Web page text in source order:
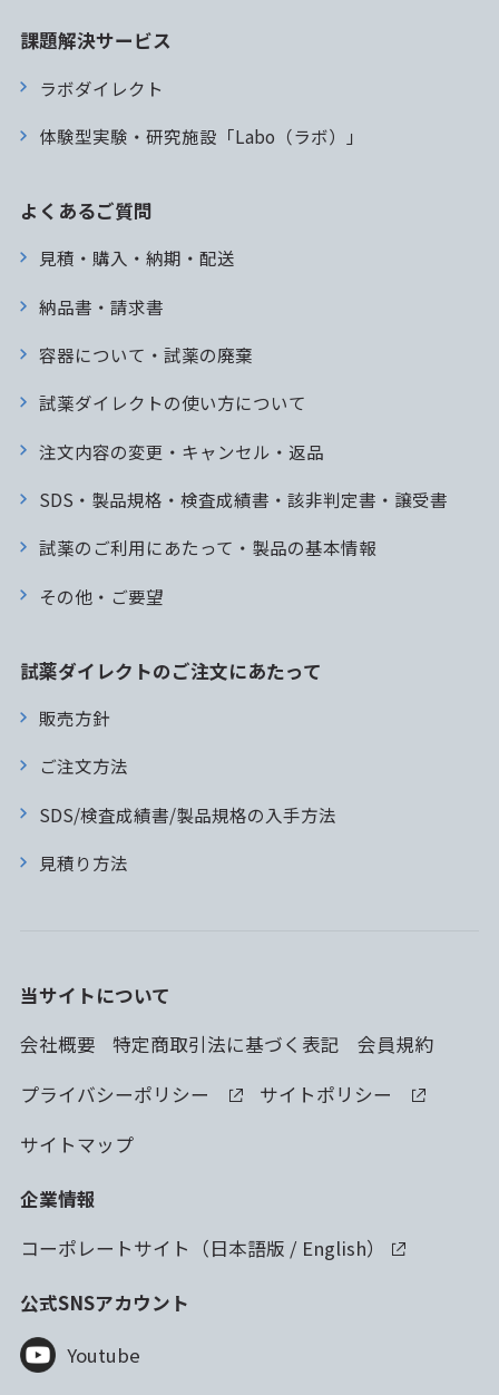
課題解決サービス
ラボダイレクト
体験型実験・研究施設「Labo（ラボ）」
よくあるご質問
見積・購入・納期・配送
納品書・請求書
容器について・試薬の廃棄
試薬ダイレクトの使い方について
注文内容の変更・キャンセル・返品
SDS・製品規格・検査成績書・該非判定書・譲受書
試薬のご利用にあたって・製品の基本情報
その他・ご要望
試薬ダイレクトのご注文にあたって
販売方針
ご注文方法
SDS/検査成績書/製品規格の入手方法
見積り方法
当サイトについて
会社概要
特定商取引法に基づく表記
会員規約
プライバシーポリシー
サイトポリシー
サイトマップ
企業情報
コーポレートサイト（日本語版 / English）
公式SNSアカウント
Youtube